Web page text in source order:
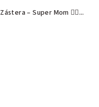
Zástera – Super Mom 🦸‍♀️...